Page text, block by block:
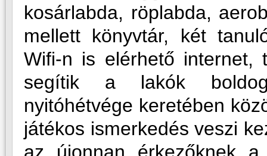
kosárlabda, röplabda,
mellett könyvtár, két
Wifi-n is elérhető internet,
segítik a lakók
nyitóhétvége keretében
játékos ismerkedés veszi